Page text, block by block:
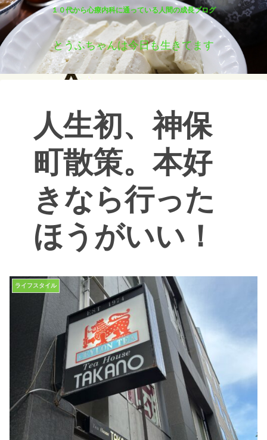
１０代から心療内科に通っている人間の成長ブログ
とうふちゃんは今日も生きてます
人生初、神保
町散策。本好
きなら行った
ほうがいい！
ライフスタイル